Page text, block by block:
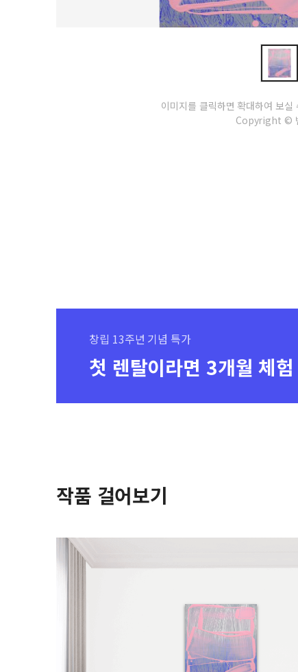
이미지를 클릭하면 확대하여 보실
Copyright ©
창립 13주년 기념 특가
첫 렌탈이라면 3개월 체
작품 걸어보기